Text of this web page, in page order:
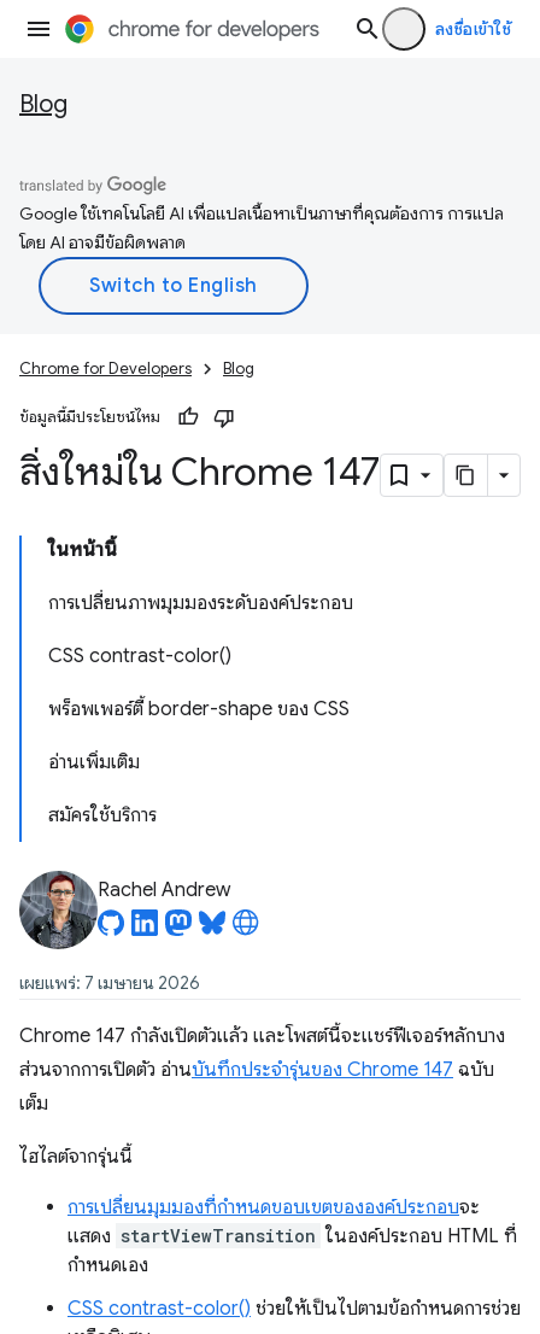
ลงชื่อเข้าใช้
Blog
Google ใช้เทคโนโลยี AI เพื่อแปลเนื้อหาเป็นภาษาที่คุณต้องการ การแปล
โดย AI อาจมีข้อผิดพลาด
Chrome for Developers Blog
ข้อมูลนี้มีประโยชน์ไหม
สิ่งใหม่ใน Chrome 147
ในหน้านี้
การเปลี่ยนภาพมุมมองระดับองค์ประกอบ
CSS contrast-color()
พร็อพเพอร์ตี้ border-shape ของ CSS
อ่านเพิ่มเติม
สมัครใช้บริการ
Rachel Andrew
เผยแพร่: 7 เมษายน 2026
Chrome 147 กำลังเปิดตัวแล้ว และโพสต์นี้จะแชร์ฟีเจอร์หลักบาง
ส่วนจากการเปิดตัว อ่านบันทึกประจำรุ่นของ Chrome 147 ฉบับ
เต็ม
ไฮไลต์จากรุ่นนี้
การเปลี่ยนมุมมองที่กำหนดขอบเขตขององค์ประกอบจะ
แสดง startViewTransition ในองค์ประกอบ HTML ที่
กำหนดเอง
CSS contrast-color() ช่วยให้เป็นไปตามข้อกำหนดการช่วย